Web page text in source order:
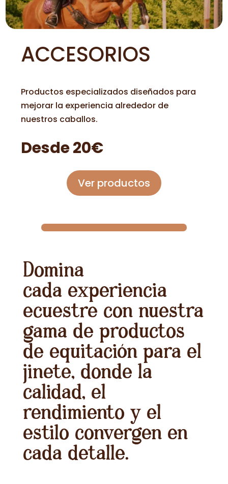
ACCESORIOS
Productos especializados diseñados para
mejorar la experiencia alrededor de
nuestros caballos.
Desde 20€
Ver productos
Domina
cada experiencia
ecuestre con nuestra
gama de productos
de equitación para el
jinete, donde la
calidad, el
rendimiento y el
estilo convergen en
cada detalle.